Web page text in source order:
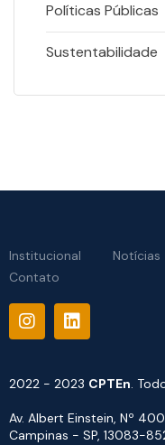
Políticas Públicas
Sustentabilidade
Institucional Notícias
Contato
2022 - 2023 CPTEn.
Av. Albert Einstein, Nº
Campinas - SP, 13083-